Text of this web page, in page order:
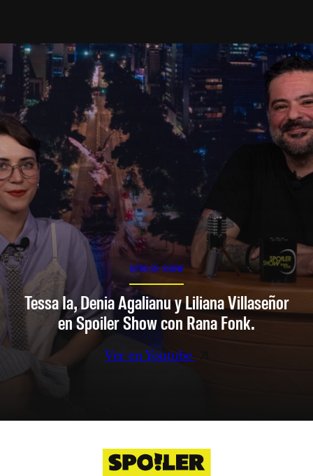
SPOILER SHOW
Tessa Ia, Denia Agalianu y Liliana Villaseñor
en Spoiler Show con Rana Fonk.
Ver en Youtube